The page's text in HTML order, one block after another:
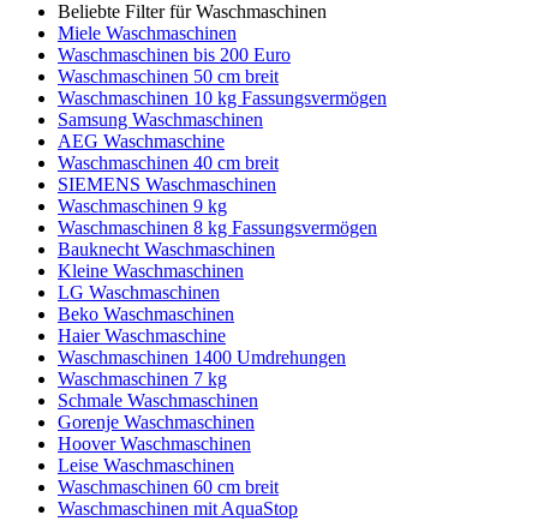
Beliebte Filter für Waschmaschinen
Miele Waschmaschinen
Waschmaschinen bis 200 Euro
Waschmaschinen 50 cm breit
Waschmaschinen 10 kg Fassungsvermögen
Samsung Waschmaschinen
AEG Waschmaschine
Waschmaschinen 40 cm breit
SIEMENS Waschmaschinen
Waschmaschinen 9 kg
Waschmaschinen 8 kg Fassungsvermögen
Bauknecht Waschmaschinen
Kleine Waschmaschinen
LG Waschmaschinen
Beko Waschmaschinen
Haier Waschmaschine
Waschmaschinen 1400 Umdrehungen
Waschmaschinen 7 kg
Schmale Waschmaschinen
Gorenje Waschmaschinen
Hoover Waschmaschinen
Leise Waschmaschinen
Waschmaschinen 60 cm breit
Waschmaschinen mit AquaStop